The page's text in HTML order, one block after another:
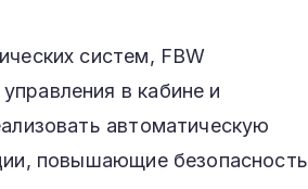
систем, FBW
в кабине и
автоматическую
повышающие безопасность